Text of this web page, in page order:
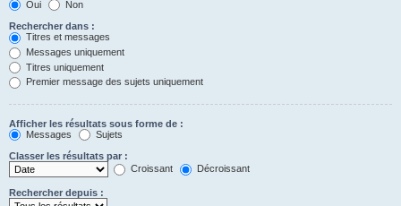
Oui
Non
Rechercher dans :
Titres et messages
Messages uniquement
Titres uniquement
Premier message des sujets uniquement
Afficher les résultats sous forme de :
Messages
Sujets
Classer les résultats par :
Croissant
Décroissant
Rechercher depuis :